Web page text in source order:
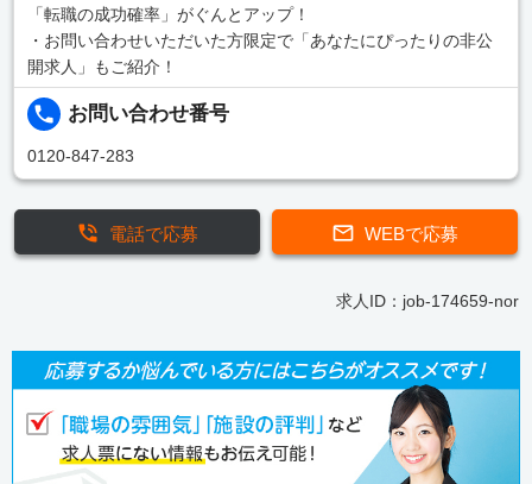
「転職の成功確率」がぐんとアップ！
・お問い合わせいただいた方限定で「あなたにぴったりの非公
開求人」もご紹介！
お問い合わせ番号
0120-847-283
WEBで応募
電話で応募
求人ID：job-174659-nor